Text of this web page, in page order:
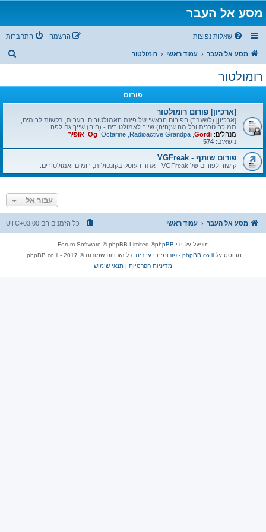
מסע אל העבר
שאלות נפוצות התחברות הרשמה
מסע אל העבר עמוד ראשי רומולטור
רומולטור
פורום
[ארכיון] פורום רומולטור
[ארכיון] (לשעבר) הפורום הראשי של פינת האמולטורים. הערות, בקשות לרומים,
תמיכה טכנית וכל מה ש(היה) שייך לאמולטורים - (היה) שייך גם לפה...
מנהלים: Gordi
Radioactive Grandpa
Octarine
Og אופיר
נושאים: 574
פורום שותף - VGFreak
קישור לפורום של VGFreak - אתר העוסק בקונסולות, רומים ואמולטורים.
עבור אל
מסע אל העבר עמוד ראשי כל הזמנים הם UTC+03:00
מופעל על ידי phpBB
® Forum Software © phpBB Limited
מבוסס עלphpBB.co.il - פורומים בעברית
. כל הזכויות שמורות © 2017 - phpBB.co.il.
מדיניות הפרטיות | תנאי שימוש